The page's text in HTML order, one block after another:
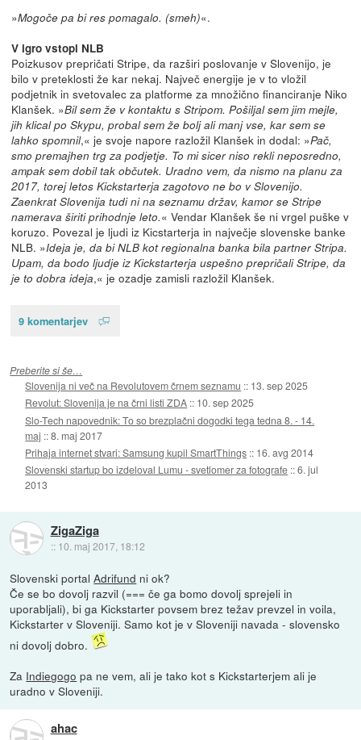
»Mogoče pa bi res pomagalo. (smeh)«.
V igro vstopi NLB
Poizkusov prepričati Stripe, da razširi poslovanje v Slovenijo, je
bilo v preteklosti že kar nekaj. Največ energije je v to vložil
podjetnik in svetovalec za platforme za množično financiranje Niko
Klanšek. »Bil sem že v kontaktu s Stripom. Pošiljal sem jim mejle,
jih klical po Skypu, probal sem že bolj ali manj vse, kar sem se
lahko spomnil,« je svoje napore razložil Klanšek in dodal: »Pač,
smo premajhen trg za podjetje. To mi sicer niso rekli neposredno,
ampak sem dobil tak občutek. Uradno vem, da nismo na planu za
2017, torej letos Kickstarterja zagotovo ne bo v Slovenijo.
Zaenkrat Slovenija tudi ni na seznamu držav, kamor se Stripe
namerava širiti prihodnje leto.« Vendar Klanšek še ni vrgel puške v
koruzo. Povezal je ljudi iz Kicstarterja in največje slovenske banke
NLB. »Ideja je, da bi NLB kot regionalna banka bila partner Stripa.
Upam, da bodo ljudje iz Kickstarterja uspešno prepričali Stripe, da
je to dobra ideja,« je ozadje zamisli razložil Klanšek.
9 komentarjev
Preberite si še…
Slovenija ni več na Revolutovem črnem seznamu :: 13. sep 2025
Revolut: Slovenija je na črni listi ZDA :: 10. sep 2025
Slo-Tech napovednik: To so brezplačni dogodki tega tedna 8. - 14.
maj ::8. maj 2017
Prihaja internet stvari: Samsung kupil SmartThings :: 16. avg 2014
Slovenski startup bo izdeloval Lumu - svetlomer za fotografe ::6. jul
2013
ZigaZiga
:: 10. maj 2017, 18:12
Slovenski portalAdrifund ni ok?
Če se bo dovolj razvil (=== če ga bomo dovolj sprejeli in
uporabljali), bi ga Kickstarter povsem brez težav prevzel in voila,
Kickstarter v Sloveniji. Samo kot je v Sloveniji navada - slovensko
ni dovolj dobro.
Za Indiegogo pa ne vem, ali je tako kot s Kickstarterjem ali je
uradno v Sloveniji.
ahac